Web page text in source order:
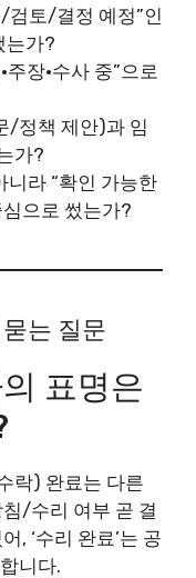
검토/결정 예정”인
는가?
장·수사 중”으로
/정책 제안)과 임
가?
니라 “확인 가능한
으로 썼는가?
는 질문
표명은
락) 완료는 다른
/수리 여부 곧 결
, ‘수리 완료’는 공
니다.